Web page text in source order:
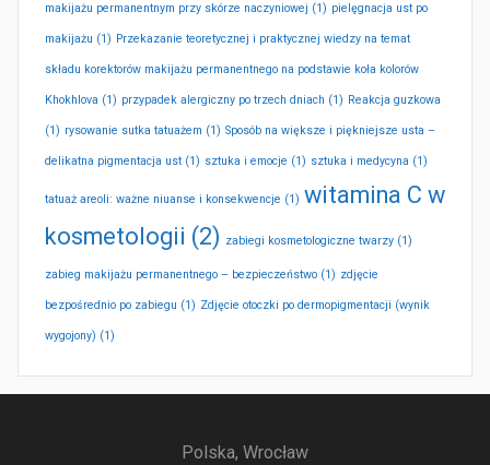
makijażu permanentnym przy skórze naczyniowej (1) pielęgnacja ust po
makijażu (1) Przekazanie teoretycznej i praktycznej wiedzy na temat
składu korektorów makijażu permanentnego na podstawie koła kolorów
Khokhlova (1) przypadek alergiczny po trzech dniach (1) Reakcja guzkowa
(1) rysowanie sutka tatuażem (1) Sposób na większe i piękniejsze usta –
delikatna pigmentacja ust (1) sztuka i emocje (1) sztuka i medycyna (1)
tatuaż areoli: ważne niuanse i konsekwencje (1) witamina C w
kosmetologii (2) zabiegi kosmetologiczne twarzy (1)
zabieg makijażu permanentnego – bezpieczeństwo (1) zdjęcie
bezpośrednio po zabiegu (1) Zdjęcie otoczki po dermopigmentacji (wynik
wygojony) (1)
Polska, Wrocław